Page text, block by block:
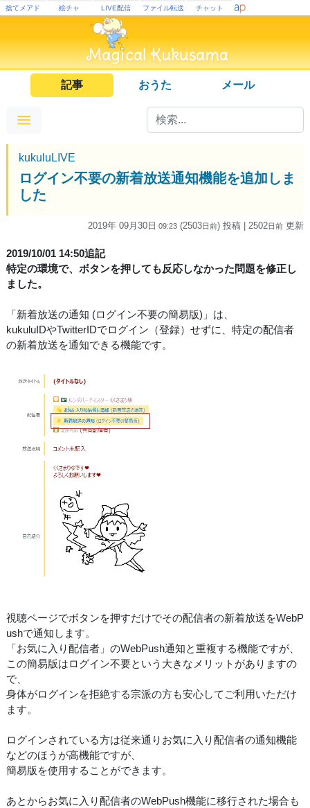
捨てメアド 絵チャ LIVE配信 ファイル転送 チャット
記事 おうた メール
kukuluLIVE
ログイン不要の新着放送通知機能を追加しま
した
2019年 09月30日 09:23 (2503日前) 投稿 | 2502日前 更新
2019/10/01 14:50追記
特定の環境で、ボタンを押しても反応しなかった問題を修正し
ました。
「新着放送の通知 (ログイン不要の簡易版)」は、
kukuluIDやTwitterIDでログイン（登録）せずに、特定の配信者
の新着放送を通知できる機能です。
視聴ページでボタンを押すだけでその配信者の新着放送をWebP
ushで通知します。
「お気に入り配信者」のWebPush通知と重複する機能ですが、
この簡易版はログイン不要という大きなメリットがありますの
で、
身体がログインを拒絶する宗派の方も安心してご利用いただけ
ます。
ログインされている方は従来通りお気に入り配信者の通知機能
などのほうが高機能ですが、
簡易版を使用することができます。
あとからお気に入り配信者のWebPush機能に移行された場合も